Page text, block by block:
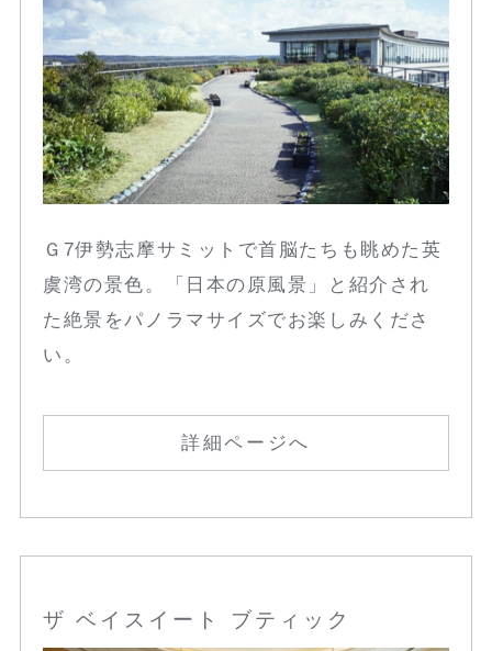
Ｇ7伊勢志摩サミットで首脳たちも眺めた英
虞湾の景色。「日本の原風景」と紹介され
た絶景をパノラマサイズでお楽しみくださ
い。
詳細ページへ
ザ ベイスイート ブティック